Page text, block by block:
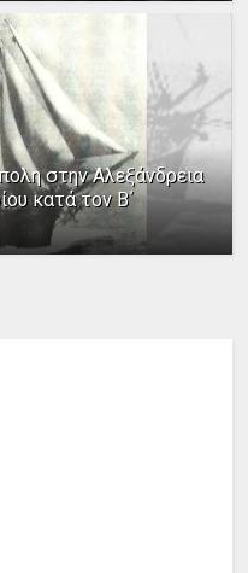
στην Αλεξάνδρεια
κατά τον Β΄